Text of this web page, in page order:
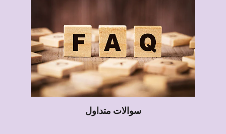
سوالات متداول